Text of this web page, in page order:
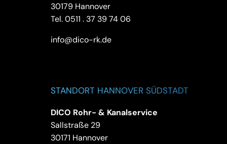
30179 Hannover
Tel.0511 . 37 39 74 06
info@dico-rk.de
STANDORT HANNOVER SÜDSTADT
DICO Rohr- & Kanalservice
Sallstraße 29
30171 Hannover